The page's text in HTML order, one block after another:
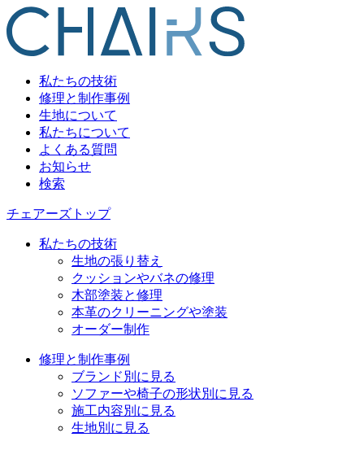
私たちの技術
修理と制作事例
生地について
私たちについて
よくある質問
お知らせ
検索
チェアーズトップ
私たちの技術
生地の張り替え
クッションやバネの修理
木部塗装と修理
本革のクリーニングや塗装
オーダー制作
修理と制作事例
ブランド別に見る
ソファーや椅子の形状別に見る
施工内容別に見る
生地別に見る